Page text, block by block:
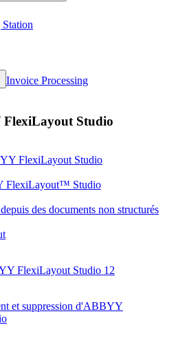
Station
Invoice Processing
Studio
FlexiLayout Studio
FlexiLayout™ Studio
des documents non structurés
FlexiLayout Studio 12
et suppression d'ABBYY